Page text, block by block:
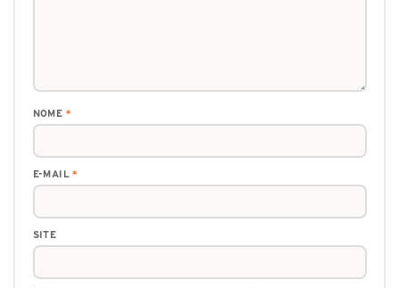
NOME *
E-MAIL*
SITE